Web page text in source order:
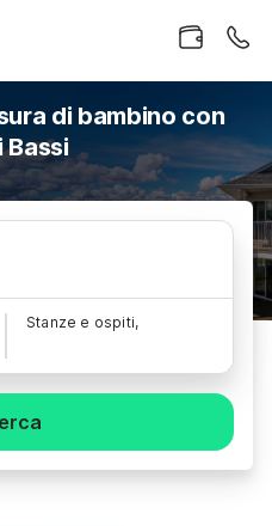
di bambino con
Bassi
Stanze e ospiti,